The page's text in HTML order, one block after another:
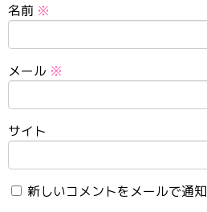
名前 ※
メール ※
サイト
新しいコメントをメールで通知